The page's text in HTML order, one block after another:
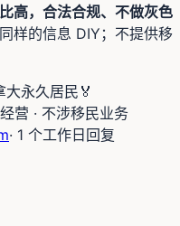
高，合法合规、不做灰色
样的信息 DIY；不提供移
大永久居民🏅
营 · 不涉移民业务
· 1 个工作日回复